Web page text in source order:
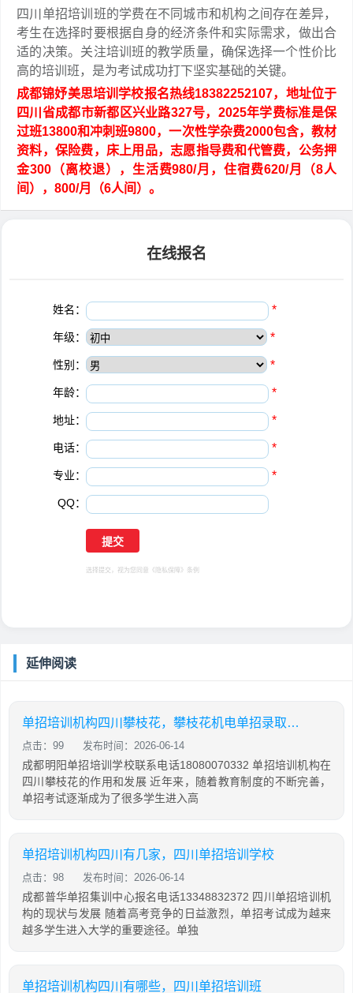
四川单招培训班的学费在不同城市和机构之间存在差异，
考生在选择时要根据自身的经济条件和实际需求，做出合
适的决策。关注培训班的教学质量，确保选择一个性价比
高的培训班，是为考试成功打下坚实基础的关键。
成都锦妤美思培训学校报名热线18382252107，地址位于
四川省成都市新都区兴业路327号，2025年学费标准是保
过班13800和冲刺班9800，一次性学杂费2000包含，教材
资料，保险费，床上用品，志愿指导费和代管费，公务押
金300（离校退），生活费980/月，住宿费620/月（8人
间），800/月（6人间）。
在线报名
姓名： *
年级： *
性别： *
年龄： *
地址： *
电话： *
专业： *
QQ：
选择提交，视为您同意 《隐私保障》 条例
延伸阅读
单招培训机构四川攀枝花，攀枝花机电单招录取查询
点击：99 发布时间：2026-06-14
成都明阳单招培训学校联系电话18080070332 单招培训机构在
四川攀枝花的作用和发展 近年来，随着教育制度的不断完善，
单招考试逐渐成为了很多学生进入高
单招培训机构四川有几家，四川单招培训学校
点击：98 发布时间：2026-06-14
成都普华单招集训中心报名电话13348832372 四川单招培训机
构的现状与发展 随着高考竞争的日益激烈，单招考试成为越来
越多学生进入大学的重要途径。单独
单招培训机构四川有哪些，四川单招培训班